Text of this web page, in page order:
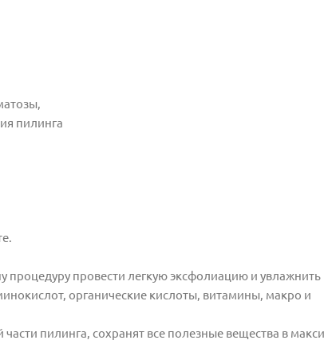
пилинга
процедуру провести легкую эксфолиацию и увлажнить
органические кислоты, витамины, макро и
пилинга, сохранят все полезные вещества в